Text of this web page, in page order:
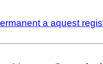
a aquest